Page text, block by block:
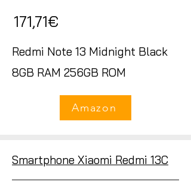
171,71€
Redmi Note 13 Midnight Black
8GB RAM 256GB ROM
Amazon
Smartphone Xiaomi Redmi 13C